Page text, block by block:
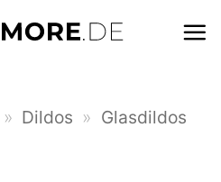
» Dildos » Glasdildos